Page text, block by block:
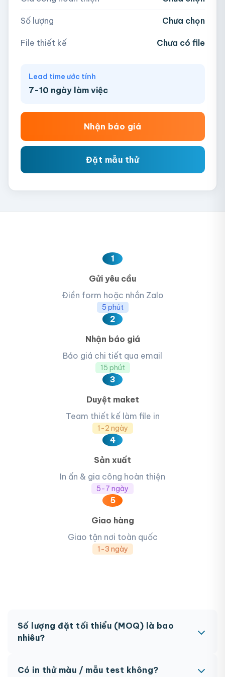
AI, PDF, EPS, PSD, PNG, JPG (tối đa 50MB)
Số lượng Chưa chọn
File thiết kế Chưa có file
Lead time ước tính
7-10 ngày làm việc
Nhận báo giá
Đặt mẫu thử
1
Gửi yêu cầu
Điền form hoặc nhắn Zalo
5 phút
2
Nhận báo giá
Báo giá chi tiết qua email
15 phút
3
Duyệt maket
Team thiết kế làm file in
1-2 ngày
4
Sản xuất
In ấn & gia công hoàn thiện
5-7 ngày
5
Giao hàng
Giao tận nơi toàn quốc
1-3 ngày
Số lượng đặt tối thiểu (MOQ) là bao
nhiêu?
đặc biệt có thể có MOQ khác nhau.
Có in thử màu / mẫu test không?